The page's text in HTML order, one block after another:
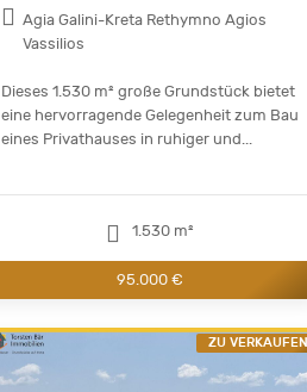
Agia Galini-Kreta Rethymno Agios
Vassilios
Dieses 1.530 m² große Grundstück bietet
eine hervorragende Gelegenheit zum Bau
eines Privathauses in ruhiger und...
1.530 m²
95.000 €
ZU VERKAUFEN